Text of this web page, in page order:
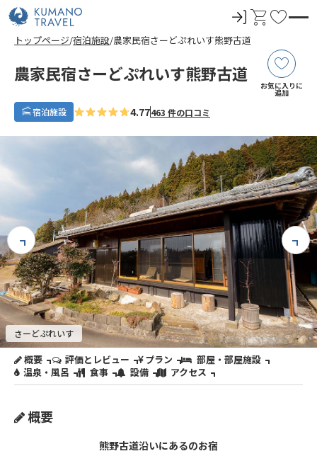
ロ
グ
イ
ン
カ
ー
ト
お
に
入
り
トップページ 宿泊施設 農家民宿さーどぷれいす熊野古道
農家民宿さーどぷれいす熊野古道
お気に入りに
追加
宿泊施設 4.77463 件の口コミ
さーどぷれいす
概要 評価とレビュー プラン
部屋・部屋施設
温泉・風呂
食事 設備 アクセス
概要
熊野古道沿いにあるのお宿